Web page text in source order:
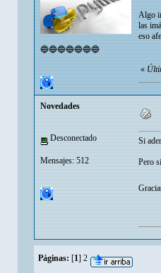
🔵🔵🔵🔵🔵🔵🔵
Algo
las
eso
«
Novedades
Desconectado
Mensajes: 512
Si
Pero
Páginas: [1] 2